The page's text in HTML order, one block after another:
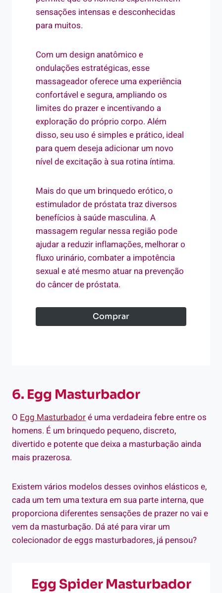
sensações intensas e desconhecidas
para muitos.
Com um design anatômico e
ondulações estratégicas, esse
massageador oferece uma experiência
confortável e segura, ampliando os
limites do prazer e incentivando a
exploração do próprio corpo. Além
disso, seu uso é simples e prático, ideal
para quem deseja adicionar um novo
nível de excitação à sua rotina íntima.
Mais do que um brinquedo erótico, o
estimulador de próstata traz diversos
benefícios à saúde masculina. A
massagem regular nessa região pode
ajudar a reduzir inflamações, melhorar o
fluxo urinário, combater a impotência
sexual e até mesmo atuar na prevenção
do câncer de próstata.
Comprar
6. Egg Masturbador
O Egg Masturbadoré uma verdadeira febre entre os
homens. É um brinquedo pequeno, discreto,
divertido e potente que deixa a masturbação ainda
mais prazerosa.
Existem vários modelos desses ovinhos elásticos e,
cada um tem uma textura em sua parte interna, que
proporciona diferentes sensações de prazer no vai e
vem da masturbação. Dá até para virar um
colecionador de eggs masturbadores, já pensou?
Egg Spider Masturbador